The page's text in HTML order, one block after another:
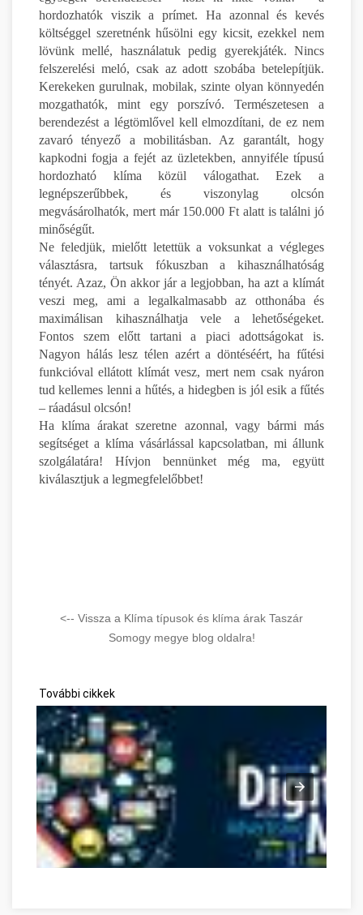
hordozhatók viszik a prímet. Ha azonnal és kevés
költséggel szeretnénk hűsölni egy kicsit, ezekkel nem
lövünk mellé, használatuk pedig gyerekjáték. Nincs
felszerelési meló, csak az adott szobába betelepítjük.
Kerekeken gurulnak, mobilak, szinte olyan könnyedén
mozgathatók, mint egy porszívó. Természetesen a
berendezést a légtömlővel kell elmozdítani, de ez nem
zavaró tényező a mobilitásban. Az garantált, hogy
kapkodni fogja a fejét az üzletekben, annyiféle típusú
hordozható klíma közül válogathat. Ezek a
legnépszerűbbek, és viszonylag olcsón
megvásárolhatók, mert már 150.000 Ft alatt is találni jó
minőségűt.
Ne feledjük, mielőtt letettük a voksunkat a végleges
választásra, tartsuk fókuszban a kihasználhatóság
tényét. Azaz, Ön akkor jár a legjobban, ha azt a klímát
veszi meg, ami a legalkalmasabb az otthonába és
maximálisan kihasználhatja vele a lehetőségeket.
Fontos szem előtt tartani a piaci adottságokat is.
Nagyon hálás lesz télen azért a döntéséért, ha fűtési
funkcióval ellátott klímát vesz, mert nem csak nyáron
tud kellemes lenni a hűtés, a hidegben is jól esik a fűtés
– ráadásul olcsón!
Ha klíma árakat szeretne azonnal, vagy bármi más
segítséget a klíma vásárlással kapcsolatban, mi állunk
szolgálatára! Hívjon bennünket még ma, együtt
kiválasztjuk a legmegfelelőbbet!
<-- Vissza a Klíma típusok és klíma árak Taszár
Somogy megye blog oldalra!
További cikkek